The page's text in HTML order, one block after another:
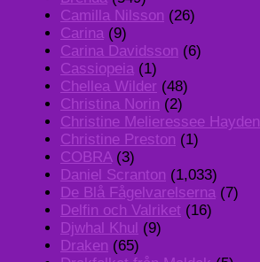
Camilla Nilsson (26)
Carina (9)
Carina Davidsson (6)
Cassiopeia (1)
Chellea Wilder (48)
Christina Norin (2)
Christine Melieressee Hayden
Christine Preston (1)
COBRA(3)
Daniel Scranton (1,033)
De Blå Fågelvarelserna (7)
Delfin och Valriket (16)
Djwhal Khul (9)
Draken (65)